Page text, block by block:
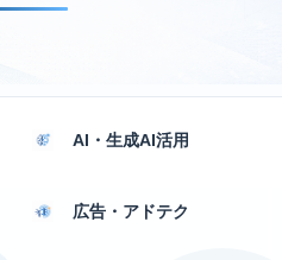
AI・生成AI活用
広告・アドテク